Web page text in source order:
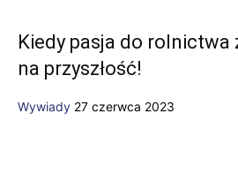
Kiedy pasja do rolnictwa
na przyszłość!
Wywiady 27 czerwca 2023